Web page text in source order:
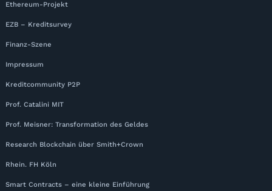
Ethereum-Projekt
EZB – Kreditsurvey
Finanz-Szene
Impressum
Kreditcommunity P2P
Prof. Catalini MIT
Prof. Meisner: Transformation des Geldes
Research Blockchain über Smith+Crown
Rhein. FH Köln
Smart Contracts – eine kleine Einführung